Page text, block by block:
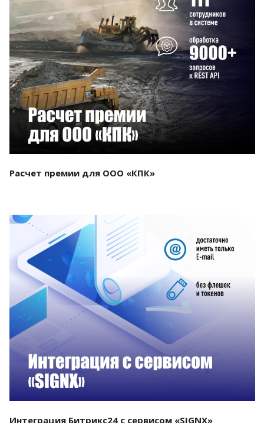
Смотреть проект
Расчет премии для ООО «КПК»
Смотреть проект
Интеграция Битрикс24 с сервисом «SIGNX»